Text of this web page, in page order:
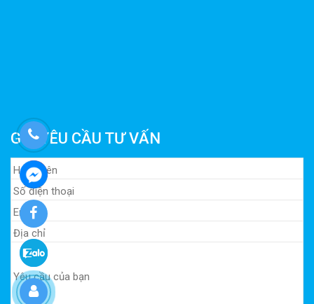
GỬI YÊU CẦU TƯ VẤN